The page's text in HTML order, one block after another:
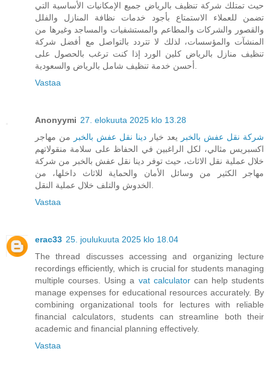
حيث تمتلك شركة تنظيف بالرياض جميع الإمكانيات الأساسية التي
تضمن للعملاء الاستمتاع بأجود خدمات نظافة المنازل والفلل
والقصور والشركات والمطاعم والمستشفيات والمساجد وغيرها من
المنشآت والمؤسسات، لذلك لا تتردد بالتواصل مع أفضل شركة
تنظيف منازل بالرياض كلين الورد إذا كنت ترغب بالحصول على
أحسن خدمة تنظيف شامل بالرياض والسعودية.
Vastaa
Anonyymi 27. elokuuta 2025 klo 13.28
شركة نقل عفش بالخبر
يعد خيار دينا نقل عفش بالخبر
من مهاجر
اكسبريس مثالي، لكل الراغبين في الحفاظ على سلامة منقولاتهم
خلال عملية نقل الاثاث، حيث توفر دينا نقل عفش بالخبر من شركة
مهاجر الكثير من وسائل الأمان والحماية للاثاث داخلها، من
الخدوش والتلف خلال عملية النقل.
Vastaa
erac33 25. joulukuuta 2025 klo 18.04
The thread discusses accessing and organizing lecture
recordings efficiently, which is crucial for students managing
multiple courses. Using a vat calculatorcan help students
manage expenses for educational resources accurately. By
combining organizational tools for lectures with reliable
financial calculators, students can streamline both their
academic and financial planning effectively.
Vastaa